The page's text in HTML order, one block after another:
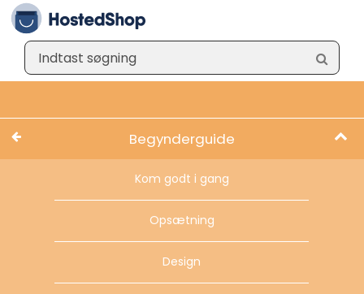
Begynderguide
Kom godt i gang
Opsætning
Design